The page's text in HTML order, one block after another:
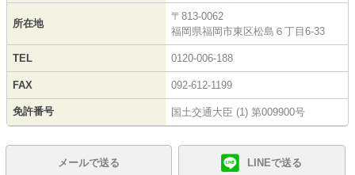
所在地
〒813-0062
福岡県福岡市東区松島６丁目6-33
TEL 0120-006-188
FAX 092-612-1199
免許番号 国土交通大臣 (1) 第009900号
メールで送る LINEで送る